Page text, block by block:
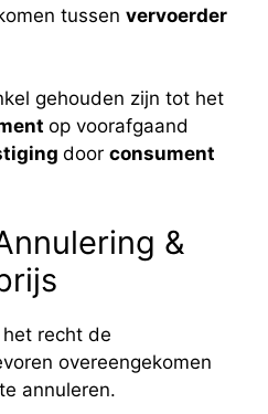
tussen vervoerder
gehouden zijn tot het
op voorafgaand
door consument
&
recht de
overeengekomen
annuleren.